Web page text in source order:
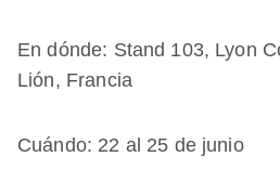
En dónde: Stand 103, Lyon
Lión, Francia
Cuándo: 22 al 25 de junio